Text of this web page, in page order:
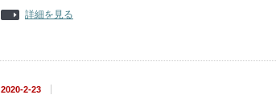
詳細を見る
2020-2-23